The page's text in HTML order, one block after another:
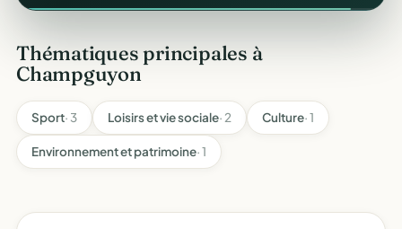
Thématiques principales à
Champguyon
Sport· 3 Loisirs et vie sociale· 2 Culture· 1
Environnement et patrimoine· 1